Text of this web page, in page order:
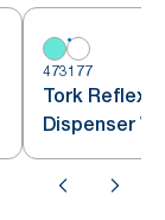
473177
Tork
Dispenser